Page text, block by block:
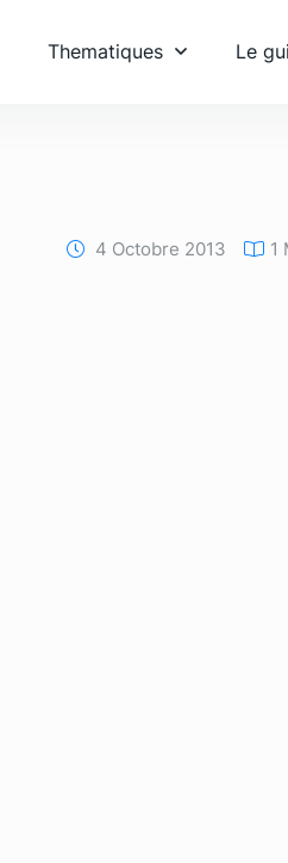
Thematiques Le
4 Octobre 2013 1